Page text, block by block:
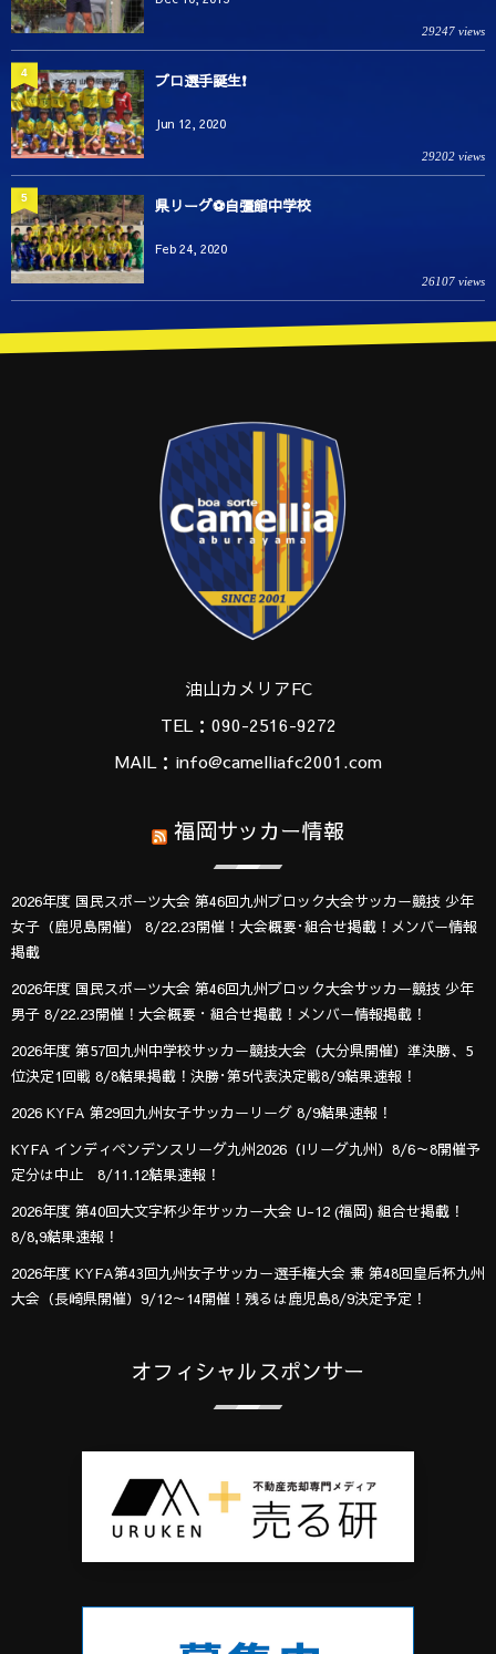
29247 views
プロ選手誕生❗️
Jun 12, 2020
29202 views
4
県リーグ⚽️自彊館中学校
Feb 24, 2020
26107 views
5
油山カメリアFC
TEL：090-2516-9272
MAIL：info@camelliafc2001.com
福岡サッカー情報
2026年度 国民スポーツ大会 第46回九州ブロック大会サッカー競技 少年
女子（鹿児島開催） 8/22.23開催！大会概要･組合せ掲載！メンバー情報
掲載
2026年度 国民スポーツ大会 第46回九州ブロック大会サッカー競技 少年
男子 8/22.23開催！大会概要・組合せ掲載！メンバー情報掲載！
2026年度 第57回九州中学校サッカー競技大会（大分県開催）準決勝、5
位決定1回戦 8/8結果掲載！決勝･第5代表決定戦8/9結果速報！
2026 KYFA 第29回九州女子サッカーリーグ 8/9結果速報！
KYFA インディペンデンスリーグ九州2026（Iリーグ九州）8/6～8開催予
定分は中止 8/11.12結果速報！
2026年度 第40回大文字杯少年サッカー大会 U-12 (福岡) 組合せ掲載！
8/8,9結果速報！
2026年度 KYFA第43回九州女子サッカー選手権大会 兼 第48回皇后杯九州
大会（長崎県開催）9/12～14開催！残るは鹿児島8/9決定予定！
オフィシャルスポンサー